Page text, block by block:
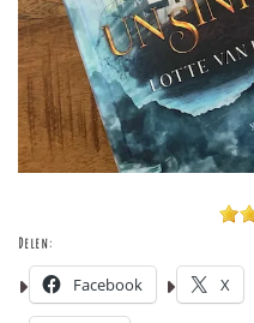
Delen:
Facebook X